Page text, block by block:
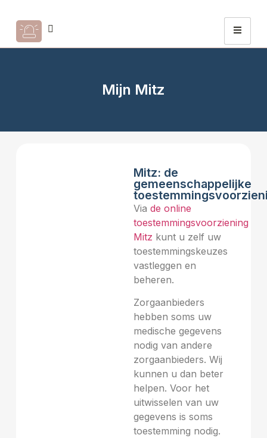
Mijn Mitz
Mitz: de
gemeenschappelijke
Via de online
toestemmingsvoorziening
Mitz kunt u zelf uw
toestemmingskeuzes
vastleggen en
beheren.
Zorgaanbieders
hebben soms uw
medische gegevens
nodig van andere
zorgaanbieders. Wij
kunnen u dan beter
helpen. Voor het
uitwisselen van uw
gegevens is soms
toestemming nodig.